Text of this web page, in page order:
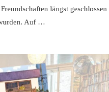
längst geschlossen
Auf …